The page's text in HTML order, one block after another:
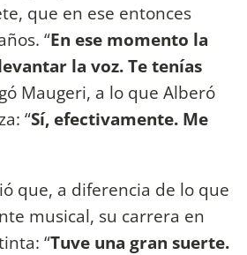
que en ese entonces
“En ese momento la
la voz. Te tenías
Maugeri, a lo que Alberó
“Sí, efectivamente. Me
que, a diferencia de lo que
musical, su carrera en
“Tuve una gran suerte.